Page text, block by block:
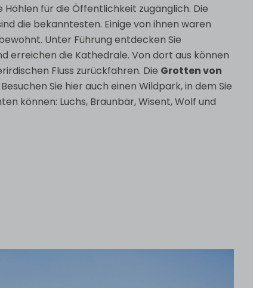
für die Öffentlichkeit zugänglich. Die
die bekanntesten. Einige von ihnen waren
Unter Führung entdecken Sie
erreichen die Kathedrale. Von dort aus können
Fluss zurückfahren. Die Grotten von
Sie hier auch einen Wildpark, in dem Sie
können: Luchs, Braunbär, Wisent, Wolf und